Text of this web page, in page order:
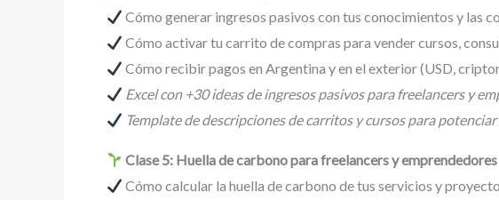
Cómo generar ingresos pasivos con tus conocimientos y las
Cómo activar tu carrito de compras para vender cursos,
Cómo recibir pagos en Argentina y en el exterior (USD,
Excel con +30 ideas de ingresos pasivos para freelancers y
Template de descripciones de carritos y cursos para
Clase 5: Huella de carbono para freelancers y emprendedores
Cómo calcular la huella de carbono de tus servicios y